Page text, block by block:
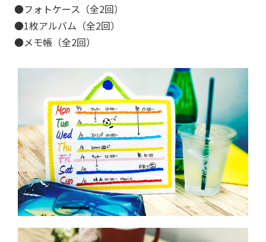
●フォトケース（全2回）
●1枚アルバム（全2回）
●メモ帳（全2回）